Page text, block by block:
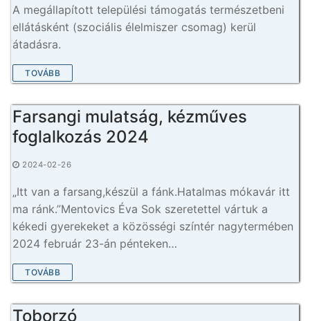
A megállapított települési támogatás természetbeni
ellátásként (szociális élelmiszer csomag) kerül
átadásra.
TOVÁBB
Farsangi mulatság, kézműves
foglalkozás 2024
2024-02-26
„Itt van a farsang,készül a fánk.Hatalmas mókavár itt
ma ránk.”Mentovics Éva Sok szeretettel vártuk a
kékedi gyerekeket a közösségi színtér nagytermében
2024 február 23-án pénteken…
TOVÁBB
Toborzó